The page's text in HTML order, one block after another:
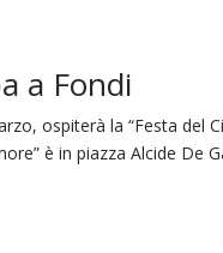
a Fondi
ospiterà la “Festa del
è in piazza Alcide De